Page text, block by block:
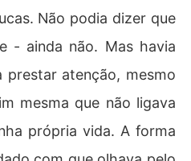
Não podia dizer que
- ainda não. Mas havia
prestar atenção, mesmo
mesma que não ligava
própria vida. A forma